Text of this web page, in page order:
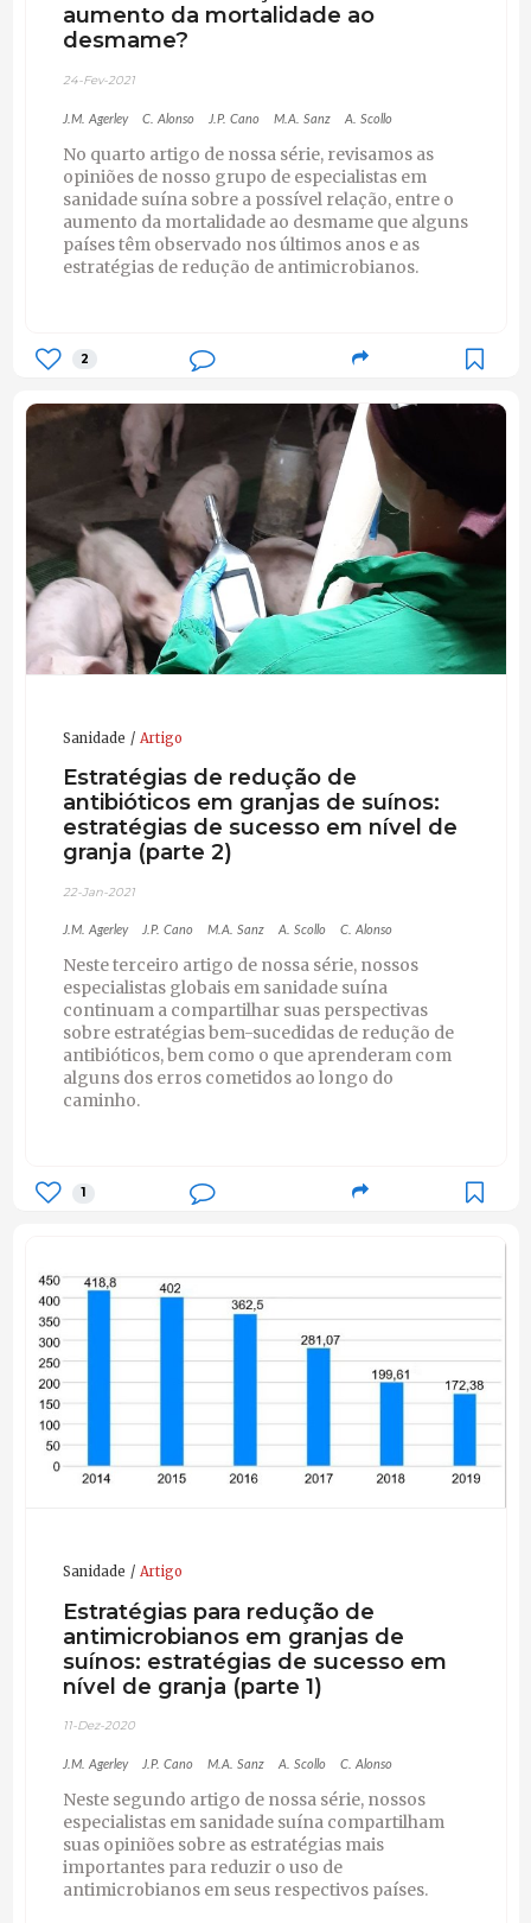
aumento da mortalidade ao
desmame?
24-Fev-2021
J.M. Agerley C. Alonso J.P. Cano M.A. Sanz A. Scollo
No quarto artigo de nossa série, revisamos as
opiniões de nosso grupo de especialistas em
sanidade suína sobre a possível relação, entre o
aumento da mortalidade ao desmame que alguns
países têm observado nos últimos anos e as
estratégias de redução de antimicrobianos.
2
Sanidade Artigo
Estratégias de redução de
antibióticos em granjas de suínos:
estratégias de sucesso em nível de
granja (parte 2)
22-Jan-2021
J.M. Agerley J.P. Cano M.A. Sanz A. Scollo C. Alonso
Neste terceiro artigo de nossa série, nossos
especialistas globais em sanidade suína
continuam a compartilhar suas perspectivas
sobre estratégias bem-sucedidas de redução de
antibióticos, bem como o que aprenderam com
alguns dos erros cometidos ao longo do
caminho.
1
Sanidade Artigo
Estratégias para redução de
antimicrobianos em granjas de
suínos: estratégias de sucesso em
nível de granja (parte 1)
11-Dez-2020
J.M. Agerley J.P. Cano M.A. Sanz A. Scollo C. Alonso
Neste segundo artigo de nossa série, nossos
especialistas em sanidade suína compartilham
suas opiniões sobre as estratégias mais
importantes para reduzir o uso de
antimicrobianos em seus respectivos países.